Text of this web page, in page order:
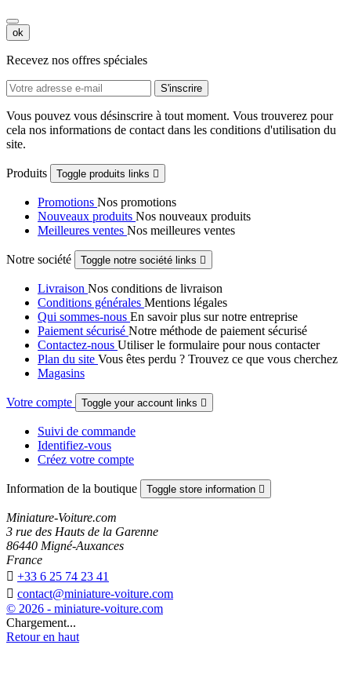
ok
Recevez nos offres spéciales
Vous pouvez vous désinscrire à tout moment. Vous trouverez pour
cela nos informations de contact dans les conditions d'utilisation du
site.
Produits Toggle produits links 
Promotions Nos promotions
Nouveaux produits Nos nouveaux produits
Meilleures ventes Nos meilleures ventes
Notre société Toggle notre société links 
Livraison Nos conditions de livraison
Conditions générales Mentions légales
Qui sommes-nous En savoir plus sur notre entreprise
Paiement sécurisé Notre méthode de paiement sécurisé
Contactez-nous Utiliser le formulaire pour nous contacter
Plan du site Vous êtes perdu ? Trouvez ce que vous cherchez
Magasins
Votre compte Toggle your account links 
Suivi de commande
Identifiez-vous
Créez votre compte
Information de la boutique Toggle store information 
Miniature-Voiture.com
3 rue des Hauts de la Garenne
86440 Migné-Auxances
France
 +33 6 25 74 23 41
 contact@miniature-voiture.com
© 2026 - miniature-voiture.com
Chargement...
Retour en haut